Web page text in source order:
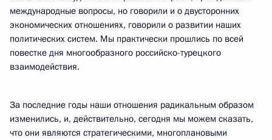
международные вопросы, но говорили и о двусторонних
экономических отношениях, говорили о развитии наших
политических систем. Мы практически прошлись по всей
повестке дня многообразного российско-турецкого
взаимодействия.
За последние годы наши отношения радикальным образом
изменились, и, действительно, сегодня мы можем сказать,
что они являются стратегическими, многоплановыми